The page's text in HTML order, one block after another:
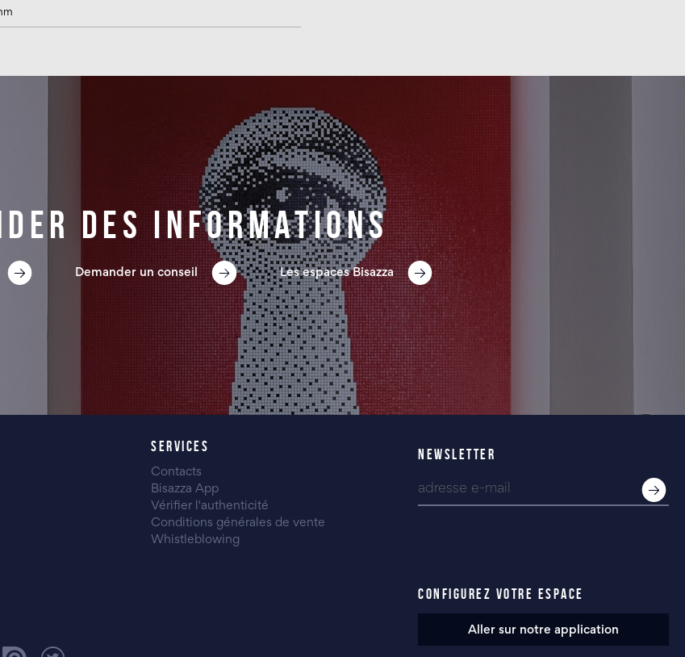
des informations
Demander un conseil Les espaces Bisazza
SERVICES
Contacts
Bisazza App
Vérifier l'authenticité
Conditions générales de vente
Whistleblowing
NEWSLETTER
CONFIGUREZ VOTRE ESPACE
Aller sur notre application